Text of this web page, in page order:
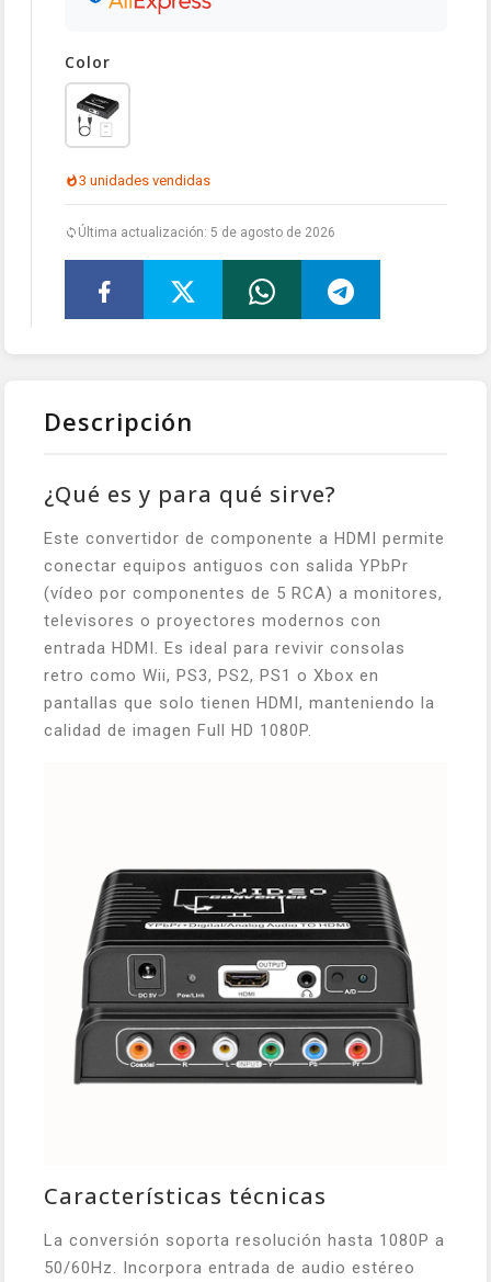
Color
3 unidades vendidas
Última actualización: 5 de agosto de 2026
Descripción
¿Qué es y para qué sirve?
Este convertidor de componente a HDMI permite
conectar equipos antiguos con salida YPbPr
(vídeo por componentes de 5 RCA) a monitores,
televisores o proyectores modernos con
entrada HDMI. Es ideal para revivir consolas
retro como Wii, PS3, PS2, PS1 o Xbox en
pantallas que solo tienen HDMI, manteniendo la
calidad de imagen Full HD 1080P.
Características técnicas
La conversión soporta resolución hasta 1080P a
50/60Hz. Incorpora entrada de audio estéreo